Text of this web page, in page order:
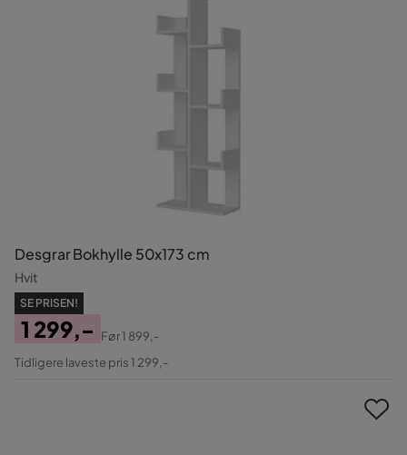
Desgrar Bokhylle 50x173 cm
Hvit
SE PRISEN!
Pris
1 299,-
Original
Før1 899,-
Tidligere laveste pris 1 299,-